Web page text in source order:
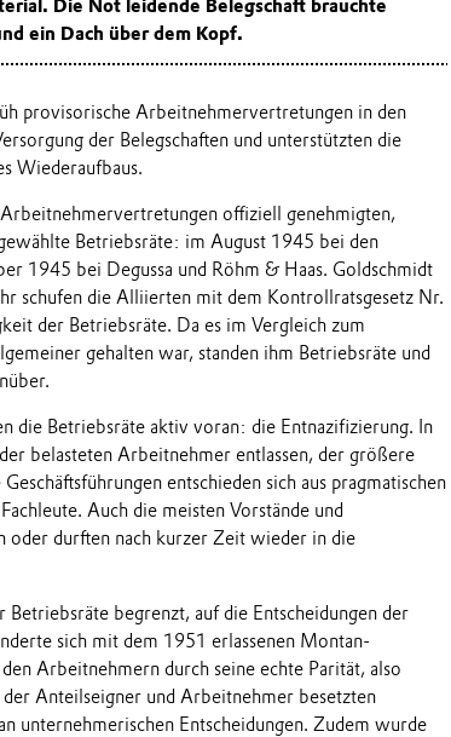
Die Not leidende Belegschaft brauchte
ein Dach über dem Kopf.
provisorische Arbeitnehmervertretungen in den
der Belegschaften und unterstützten die
Wiederaufbaus.
offiziell genehmigten,
Betriebsräte: im August 1945 bei den
1945 bei Degussa und Röhm & Haas. Goldschmidt
schufen die Alliierten mit dem Kontrollratsgesetz Nr.
der Betriebsräte. Da es im Vergleich zum
gehalten war, standen ihm Betriebsräte und
die Betriebsräte aktiv voran: die Entnazifizierung. In
belasteten Arbeitnehmer entlassen, der größere
entschieden sich aus pragmatischen
Auch die meisten Vorstände und
oder durften nach kurzer Zeit wieder in die
begrenzt, auf die Entscheidungen der
sich mit dem 1951 erlassenen Montan-
Arbeitnehmern durch seine echte Parität, also
Anteilseigner und Arbeitnehmer besetzten
unternehmerischen Entscheidungen. Zudem wurde